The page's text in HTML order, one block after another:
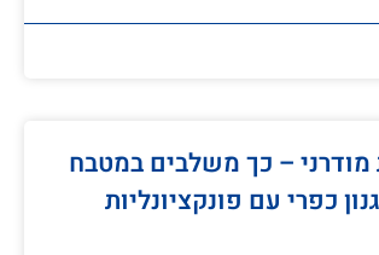
מודרני – כך משלבים במטבח
כפרי עם פונקציונליות